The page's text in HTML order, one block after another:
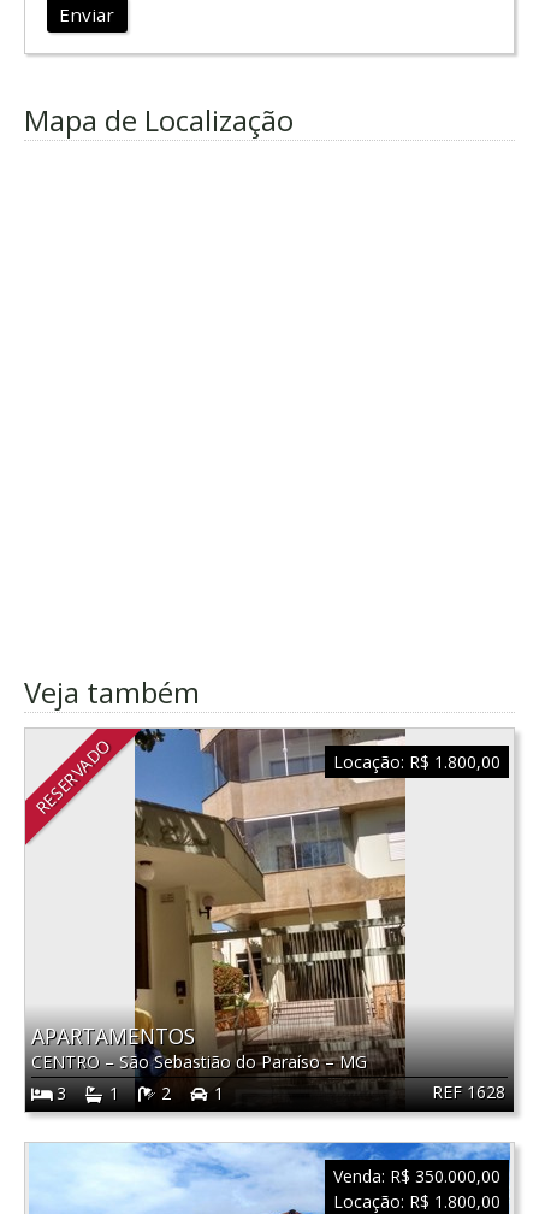
Enviar
Mapa de Localização
Veja também
RESERVADO
REF 1628
APARTAMENTOS
CENTRO–São Sebastião do Paraíso–MG
3
1 2 1
Locação: R$ 1.800,00
Venda: R$ 350.000,00
Locação: R$ 1.800,00